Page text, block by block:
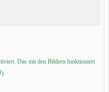
Das mit den Bildern funktioniert
).